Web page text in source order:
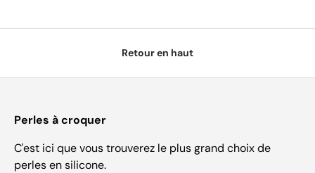
Retour en haut
Perles à croquer
C'est ici que vous trouverez le plus grand choix de
perles en silicone.